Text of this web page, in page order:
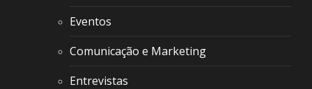
Eventos
Comunicação e Marketing
Entrevistas